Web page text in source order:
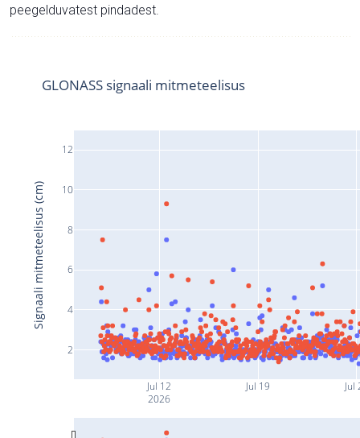
peegelduvatest pindadest.
Jul 12
2026
Jul 19 Jul
2
4
6
8
10
12
GLONASS signaali mitmeteelisus
Signaali mitmeteelisus (cm)